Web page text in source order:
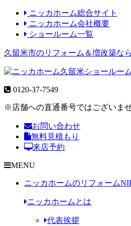
ニッカホーム総合サイト
ニッカホーム会社概要
ショールーム一覧
久留米市のリフォーム＆増改築なら
0120-37-7549
※店舗への直通番号ではございま
お問い合わせ
無料見積もり
来店予約
MENU
ニッカホームのリフォーム
ニッカホームとは
代表挨拶